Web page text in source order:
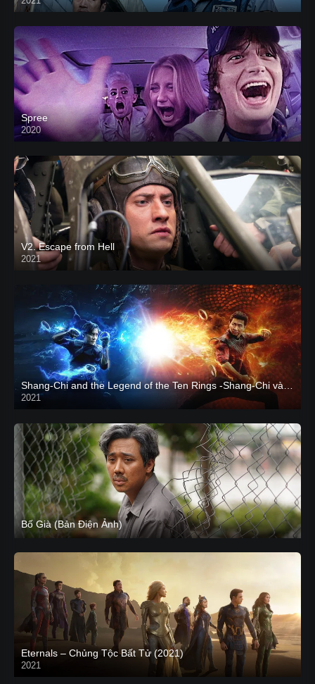
Spree
2020
V2. Escape from Hell
2021
2021
CAM
Bố Già (Bản Điện Ảnh)
Eternals – Chủng Tộc Bất Tử (2021)
2021
Trailer